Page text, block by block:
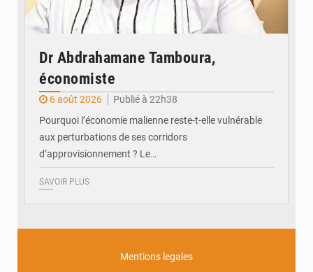
Dr Abdrahamane Tamboura,
économiste
6 août 2026
Publié à 22h38
Pourquoi l’économie malienne reste-t-elle vulnérable
aux perturbations de ses corridors
d’approvisionnement ? Le…
SAVOIR PLUS
Mentions legales